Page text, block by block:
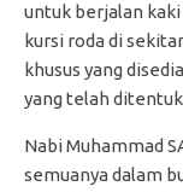
untuk berjalan
kursi roda di
khusus yang
yang telah
Nabi Muhammad
semuanya dalam